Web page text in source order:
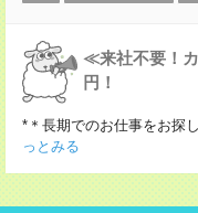
≪来社不要！
円！
*＊長期でのお仕事をお探
っとみる